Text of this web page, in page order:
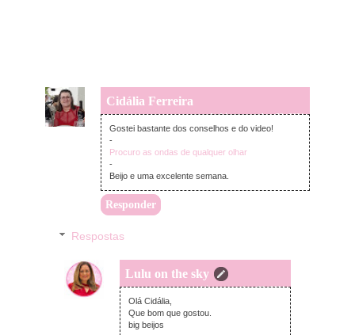
Cidália Ferreira
segunda-feira, novembro 22, 2021
Gostei bastante dos conselhos e do video!
-
Procuro as ondas de qualquer olhar
-
Beijo e uma excelente semana.
Responder
Respostas
Lulu on the sky
terça-feira, novembro 23, 2021
Olá Cidália,
Que bom que gostou.
big beijos